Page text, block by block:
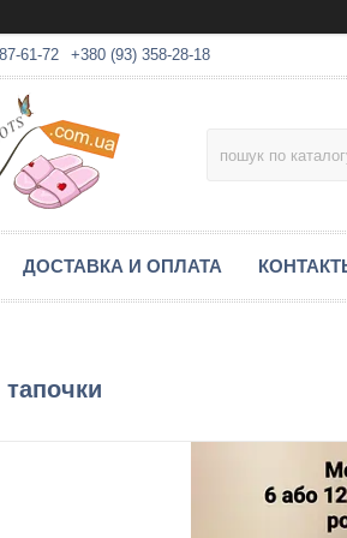
61-72 +380 (93) 358-28-18
ДОСТАВКА И ОПЛАТА
тапочки